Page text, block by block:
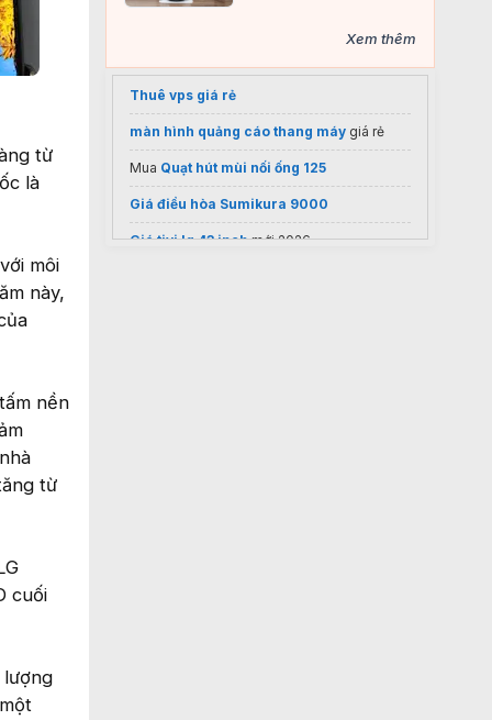
từ
là
môi
này,
nền
từ
cuối
lượng
Xem thêm
Thuê vps giá rẻ
màn hình quảng cáo thang máy giá rẻ
Mua Quạt hút mùi nối ống 125
Giá điều hòa Sumikura 9000
Giá tivi lg 43 inchmới 2026